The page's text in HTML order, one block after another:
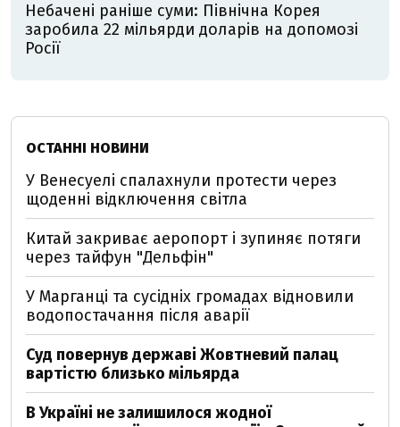
Небачені раніше суми: Північна Корея
заробила 22 мільярди доларів на допомозі
Росії
ОСТАННІ НОВИНИ
У Венесуелі спалахнули протести через
щоденні відключення світла
Китай закриває аеропорт і зупиняє потяги
через тайфун "Дельфін"
У Марганці та сусідніх громадах відновили
водопостачання після аварії
Суд повернув державі Жовтневий палац
вартістю близько мільярда
В Україні не залишилося жодної